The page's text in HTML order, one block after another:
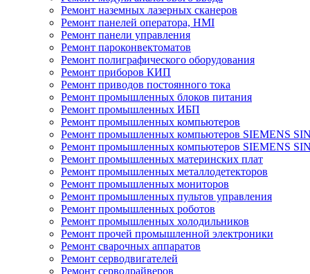
Ремонт наземных лазерных сканеров
Ремонт панелей оператора, HMI
Ремонт панели управления
Ремонт пароконвектоматов
Ремонт полиграфического оборудования
Ремонт приборов КИП
Ремонт приводов постоянного тока
Ремонт промышленных блоков питания
Ремонт промышленных ИБП
Ремонт промышленных компьютеров
Ремонт промышленных компьютеров SIEMENS
Ремонт промышленных компьютеров SIEMENS
Ремонт промышленных материнских плат
Ремонт промышленных металлодетекторов
Ремонт промышленных мониторов
Ремонт промышленных пультов управления
Ремонт промышленных роботов
Ремонт промышленных холодильников
Ремонт прочей промышленной электроники
Ремонт сварочных аппаратов
Ремонт серводвигателей
Ремонт серводрайверов